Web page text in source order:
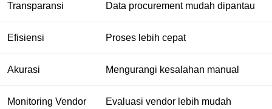
Transparansi Data procurement mudah dipantau
Efisiensi Proses lebih cepat
Akurasi Mengurangi kesalahan manual
Monitoring Vendor Evaluasi vendor lebih mudah